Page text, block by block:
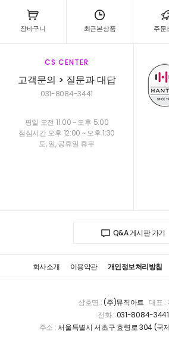
장바구니 최근본상품 주문
CS CENTER
고객문의 > 질문과 대답
031-8084-3441
평일 오전 11:00 ~ 오후 5:00
점심시간 오후 12:00 ~ 오후 1:30
토, 일, 공휴일 휴무
Q&A 게시판 가기
회사소개 이용약관 개인정보처리방침
상호명 :(주)뮤직아트 대표 :
전화 : 031-8084-3441
주소 :서울특별시 서초구 효령로 304 (국